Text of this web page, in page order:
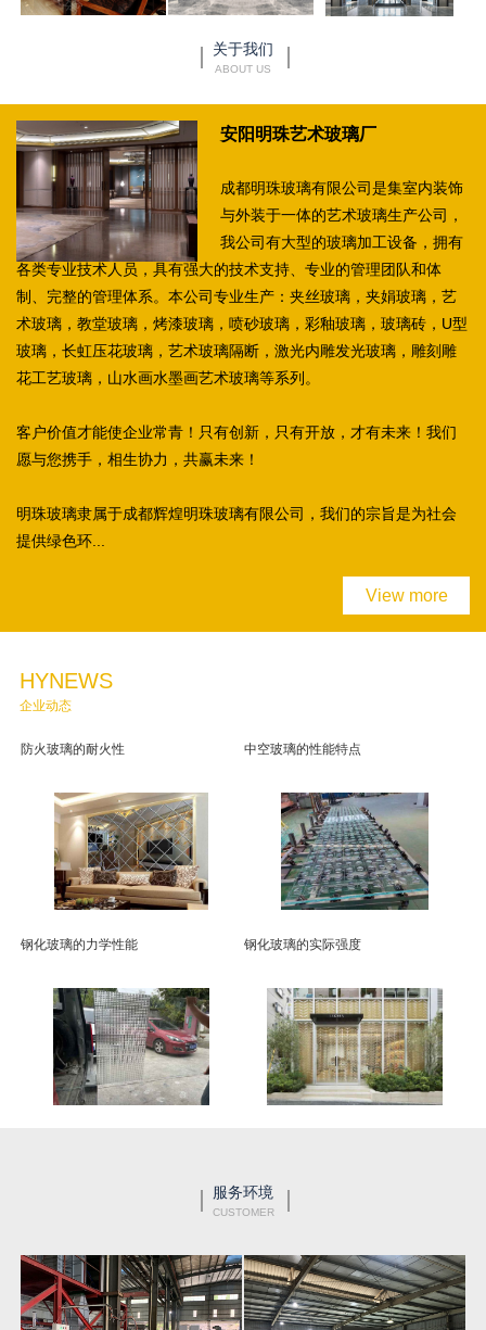
关于我们
ABOUT US
安阳明珠艺术玻璃厂
成都明珠玻璃有限公司是集室内装饰
与外装于一体的艺术玻璃生产公司，
我公司有大型的玻璃加工设备，拥有
各类专业技术人员，具有强大的技术支持、专业的管理团队和体
制、完整的管理体系。本公司专业生产：夹丝玻璃，夹娟玻璃，艺
术玻璃，教堂玻璃，烤漆玻璃，喷砂玻璃，彩釉玻璃，玻璃砖，U型
玻璃，长虹压花玻璃，艺术玻璃隔断，激光内雕发光玻璃，雕刻雕
花工艺玻璃，山水画水墨画艺术玻璃等系列。
客户价值才能使企业常青！只有创新，只有开放，才有未来！我们
愿与您携手，相生协力，共赢未来！
明珠玻璃隶属于成都辉煌明珠玻璃有限公司，我们的宗旨是为社会
提供绿色环...
View more
HYNEWS
企业动态
防火玻璃的耐火性 中空玻璃的性能特点
钢化玻璃的力学性能 钢化玻璃的实际强度
服务环境
CUSTOMER